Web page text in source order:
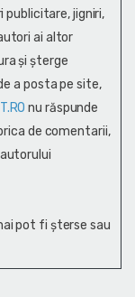
publicitare, jigniri,
ai altor
și şterge
a posta pe site,
nu răspunde
de comentarii,
pot fi șterse sau